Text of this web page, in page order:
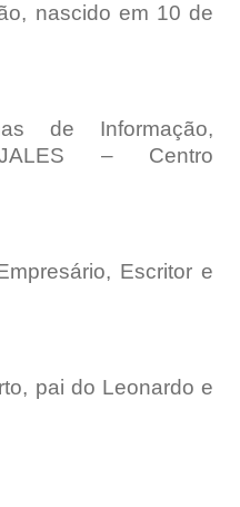
nascido em 10 de
de Informação,
– Centro
Escritor e
pai do Leonardo e